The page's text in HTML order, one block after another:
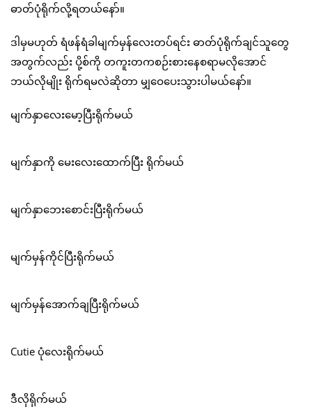
ဓာတ်ပုံရိုက်လို့ရတယ်နော်။
ဒါမှမဟုတ် ရံဖန်ရံခါမျက်မှန်လေးတပ်ရင်း ဓာတ်ပုံရိုက်ချင်သူတွေ
အတွက်လည်း ပို့စ်ကို တကူးတကစဉ်းစားနေစရာမလိုအောင်
ဘယ်လိုမျိုး ရိုက်ရမလဲဆိုတာ မျှဝေပေးသွားပါမယ်နော်။
မျက်နှာလေးမော့ပြီးရိုက်မယ်
မျက်နှာကို မေးလေးထောက်ပြီး ရိုက်မယ်
မျက်နှာဘေးစောင်းပြီးရိုက်မယ်
မျက်မှန်ကိုင်ပြီးရိုက်မယ်
မျက်မှန်အောက်ချပြီးရိုက်မယ်
Cutie ပုံလေးရိုက်မယ်
ဒီလိုရိုက်မယ်